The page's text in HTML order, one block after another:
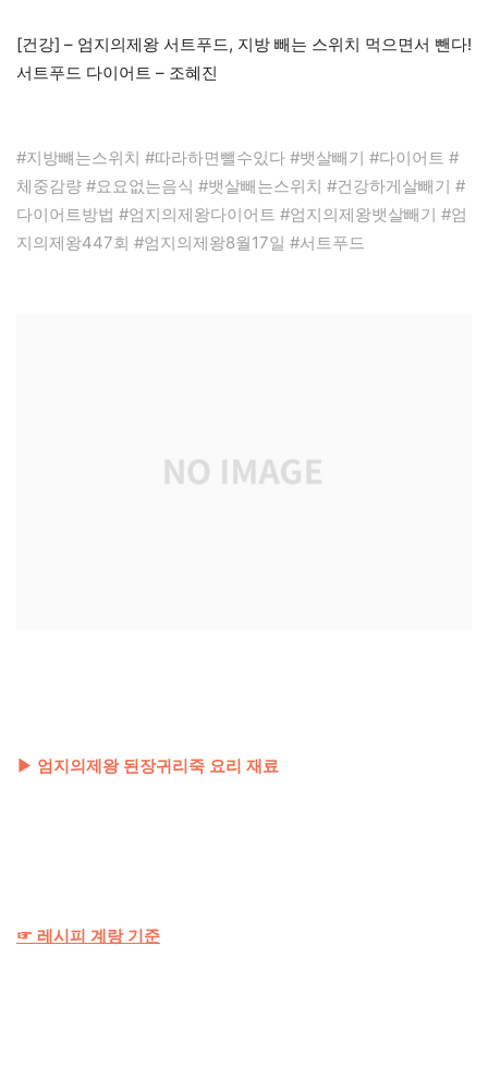
[건강] – 엄지의제왕 서트푸드, 지방 빼는 스위치 먹으면서 뺀다!
서트푸드 다이어트 – 조혜진
#지방뺴는스위치 #따라하면뺄수있다 #뱃살빼기 #다이어트 #
체중감량 #요요없는음식 #뱃살빼는스위치 #건강하게살빼기 #
다이어트방법 #엄지의제왕다이어트 #엄지의제왕뱃살빼기 #엄
지의제왕447회 #엄지의제왕8월17일 #서트푸드
▶ 엄지의제왕 된장귀리죽 요리 재료
☞ 레시피 계랑 기준